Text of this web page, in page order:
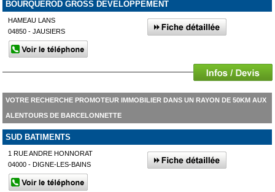
BOURQUEROD GROSS DEVELOPPEMENT
HAMEAU LANS
04850 - JAUSIERS
VOTRE RECHERCHE PROMOTEUR IMMOBILIER DANS UN RAYON DE 50KM AUX
ALENTOURS DE BARCELONNETTE
SUD BATIMENTS
1 RUE ANDRE HONNORAT
04000 - DIGNE-LES-BAINS